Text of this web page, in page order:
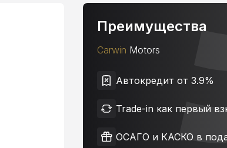
Преимущества
Carwin Motors
Автокредит от 3.9%
Trade-in как первый
ОСАГО и КАСКО в